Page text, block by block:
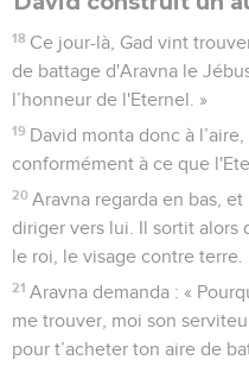
18 Ce jour-là, Gad vint
de battage d'Aravna le
l’honneur de l'Eternel. »
19 David monta donc à
conformément à ce que
20 Aravna regarda en bas,
diriger vers lui. Il sortit alors
le roi, le visage contre terre.
21 Aravna demanda : «
me trouver, moi son
pour t’acheter ton aire de